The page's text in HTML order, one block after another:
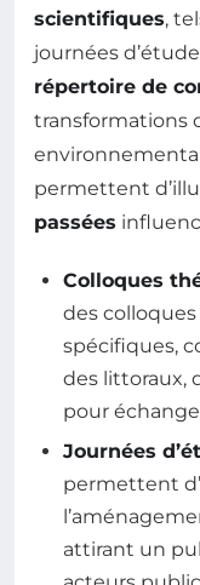
scientifiques,
journées
répertoire de
transformations
permettent
passées
Colloques
des
spécifiques,
des littoraux,
pour
Journées
permettent
attirant un